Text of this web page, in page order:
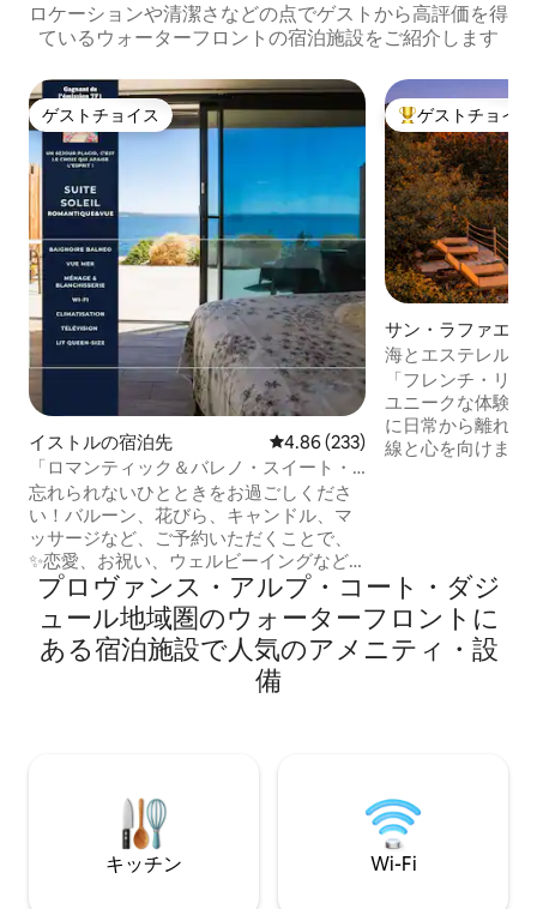
ロケーションや清潔さなどの点でゲストから高評価を得
ているウォーターフロントの宿泊施設をご紹介します
ゲストチョイス
ゲストチョイス
イストルの宿泊先 レビュー233件、5つ星中4.86つ
4.86 (233)
「ロマンティック＆バレノ・スイート・
ソレイユ」
忘れられないひとときをお過ごしくださ
い！バルーン、花びら、キャンドル、マ
ッサージなど、ご予約いただくことで、
✨恋愛、お祝い、ウェルビーイングなど
のオプションをお楽しみ🌸💖いただけま
す。ご滞在をさらに素敵なものにしまし
ょう！ 息をのむような景色を前に、リラ
ックスしたプライベートな空間を求める
カップルに最適な30平方メートルのプラ
イベートスイート。この豪華な空間で
大好評のゲスト
ゲストチョイス
サン・ラファエル
海とエステレルの
ル
「フレンチ・リ
ユニークな体験を
に日常から離れ、
線と心を向けまし
から得たインスピ
宿泊施設を装飾
眺め、緑豊かな
かな環境で、日常
プロヴァンス・アルプ・コート・ダジ
ュール地域圏のウォーターフロントに
ある宿泊施設で人気のアメニティ・設
備
キッチン Wi-Fi